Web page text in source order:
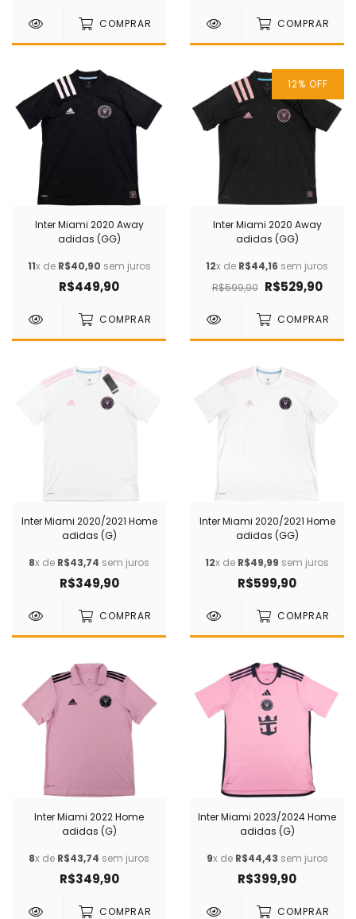
COMPRAR COMPRAR
Inter Miami 2020 Away
adidas (GG)
11x de R$40,90 sem juros
R$449,90
COMPRAR
12% OFF
Inter Miami 2020 Away
adidas (GG)
12x de R$44,16 sem juros
R$599,90 R$529,90
COMPRAR
Inter Miami 2020/2021 Home
adidas (G)
8x de R$43,74 sem juros
R$349,90
COMPRAR
Inter Miami 2020/2021 Home
adidas (GG)
12x de R$49,99 sem juros
R$599,90
COMPRAR
Inter Miami 2022 Home
adidas (G)
8x de R$43,74 sem juros
R$349,90
COMPRAR
Inter Miami 2023/2024 Home
adidas (G)
9x de R$44,43 sem juros
R$399,90
COMPRAR